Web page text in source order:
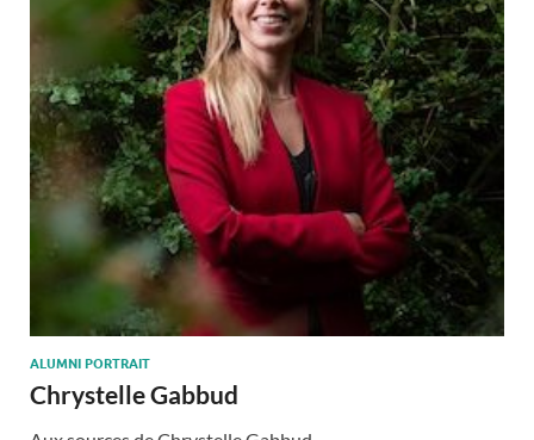
ALUMNI PORTRAIT
Chrystelle Gabbud